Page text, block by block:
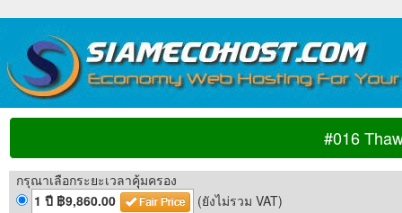
#016
กรุณาเลือกระยะเวลาคุุ้มครอง
1 ปี ฿9,860.00
(ยังไม่รวม VAT)